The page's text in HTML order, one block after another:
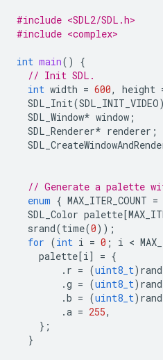
#include <SDL2/SDL.h>
#include <complex>
int main()
{
// Init SDL.
int width = 600, height
SDL_Init(SDL_INIT_VIDEO
SDL_Window* window ;
SDL_Renderer* renderer ;
// Generate a palette
enum { MAX_ITER_COUNT =
SDL_Color palette[
srand(time(0));
for (int i = 0 ; i <
palette[i] = {
. r = (uint8_t) rand
.g = (uint8_t) rand
.b = (uint8_t) rand
.a = 255,
};
}